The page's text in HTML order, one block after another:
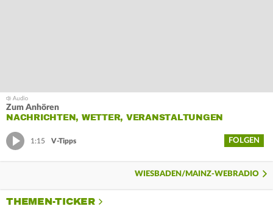
Zum Anhören
NACHRICHTEN, WETTER, VERANSTALTUNGEN
1:15 V-Tipps FOLGEN
WIESBADEN/MAINZ-WEBRADIO
THEMEN-TICKER